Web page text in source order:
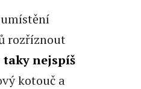
rozříznout
taky nejspíš
kotouč a